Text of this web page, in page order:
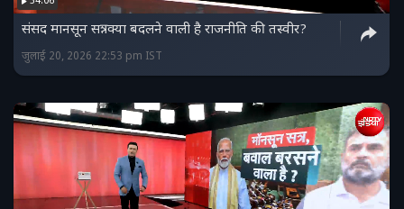
राजनीति के इस नए और सबसे दिलचस्प मोड़ का पूरा विश्लेषण
देखने के लिए वीडियो को अंत तक जरूर देखें.
संसद मानसून सत्र: क्‍या बदलने वाली है राजनीति की तस्‍वीर?
जुलाई 20, 2026 22:53 pm IST